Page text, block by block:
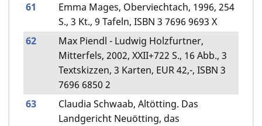
61
Emma Mages, Oberviechtach, 1996, 254
S., 3 Kt., 9 Tafeln, ISBN 3 7696 9693 X
62
Max Piendl - Ludwig Holzfurtner,
Mitterfels, 2002, XXII+722 S., 16 Abb., 3
Textskizzen, 3 Karten, EUR 42,-, ISBN 3
7696 6850 2
63
Claudia Schwaab, Altötting. Das
Landgericht Neuötting, das